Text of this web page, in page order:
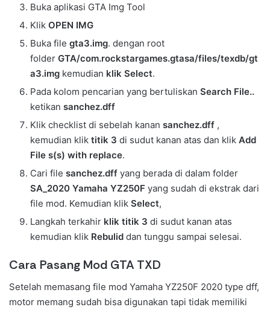
Buka aplikasi GTA Img Tool
Klik OPEN IMG
Buka file gta3.img. dengan root
folder GTA/com.rockstargames.gtasa/files/texdb/gt
a3.img kemudian klik Select.
Pada kolom pencarian yang bertuliskan Search File..
ketikan sanchez.dff
Klik checklist di sebelah kanan sanchez.dff ,
kemudian klik titik 3 di sudut kanan atas dan klik Add
File s(s) with replace.
Cari file sanchez.dff yang berada di dalam folder
SA_2020 Yamaha YZ250F yang sudah di ekstrak dari
file mod. Kemudian klik Select,
Langkah terkahir klik titik 3 di sudut kanan atas
kemudian klik Rebulid dan tunggu sampai selesai.
Cara Pasang Mod GTA TXD
Setelah memasang file mod Yamaha YZ250F 2020 type dff,
motor memang sudah bisa digunakan tapi tidak memiliki